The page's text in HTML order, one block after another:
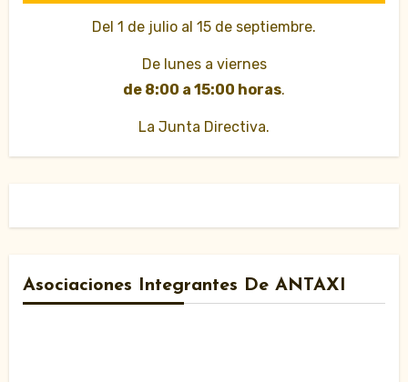
Del 1 de julio al 15 de septiembre.
De lunes a viernes
de 8:00 a 15:00 horas.
La Junta Directiva.
Asociaciones Integrantes De ANTAXI